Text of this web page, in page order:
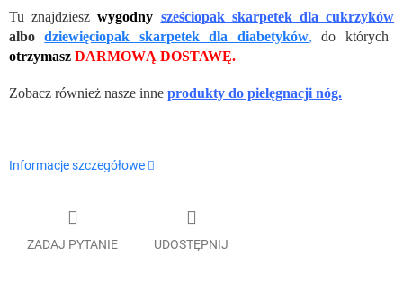
Tu znajdzieszwygodny sześciopak skarpetek dla cukrzyków
albo
dziewięciopak skarpetek dla diabetyków, do których
otrzymasz DARMOWĄ DOSTAWĘ.
Zobacz również nasze inne produkty do pielęgnacji nóg.
Informacje szczegółowe
ZADAJ PYTANIE UDOSTĘPNIJ